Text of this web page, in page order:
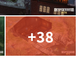
+38